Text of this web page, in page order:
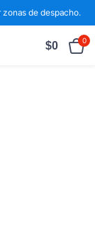
zonas de despacho.
$0 0